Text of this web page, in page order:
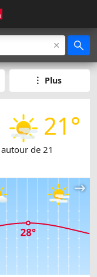
Plus
21°
de 21